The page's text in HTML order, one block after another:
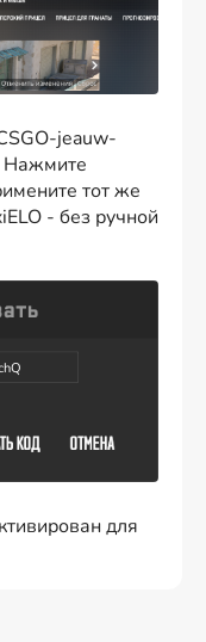
jeauw-
Нажмите
тот же
- без ручной
для